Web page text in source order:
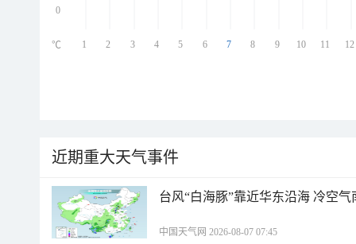
0
1 2 3 4 5 6 7 8 9 10 11 12
℃
近期重大天气事件
台风“白海豚”靠近华东沿海 冷空
中国天气网 2026-08-07 07:45